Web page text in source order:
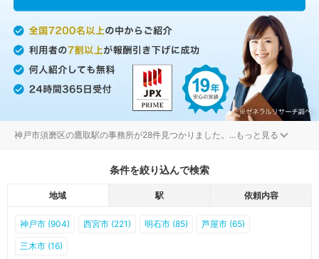
神戸市須磨区の鷹取駅の事務所が28件見つかりました。 ...もっと見る
条件を絞り込んで検索
地域 駅 依頼内容
神戸市 (904) 西宮市 (221) 明石市 (85) 芦屋市 (65)
三木市 (16)